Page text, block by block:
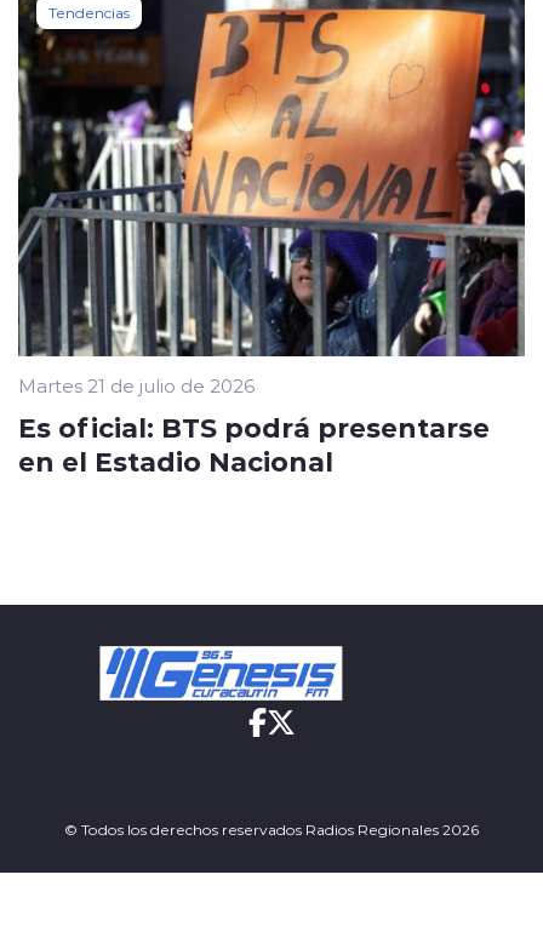
Tendencias
Martes 21 de julio de 2026
Es oficial: BTS podrá presentarse
en el Estadio Nacional
© Todos los derechos reservados Radios Regionales 2026